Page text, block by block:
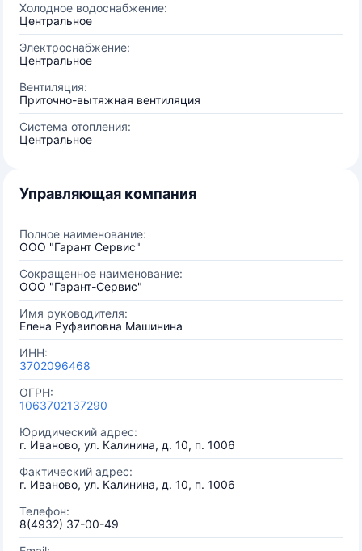
Холодное водоснабжение:
Центральное
Электроснабжение:
Центральное
Вентиляция:
Приточно-вытяжная вентиляция
Система отопления:
Центральное
Управляющая компания
Полное наименование:
ООО "Гарант Сервис"
Сокращенное наименование:
ООО "Гарант-Сервис"
Имя руководителя:
Елена Руфаиловна Машинина
ИНН:
3702096468
ОГРН:
1063702137290
Юридический адрес:
г. Иваново, ул. Калинина, д. 10, п. 1006
Фактический адрес:
г. Иваново, ул. Калинина, д. 10, п. 1006
Телефон:
8(4932) 37-00-49